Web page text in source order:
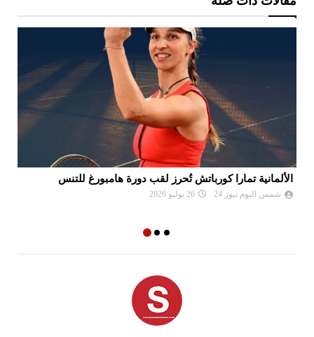
الألمانية تمارا كورباتش تُحرز لقب دورة هامبورغ للتنس
شمس اليوم نيوز 24 26 يوليو 2026